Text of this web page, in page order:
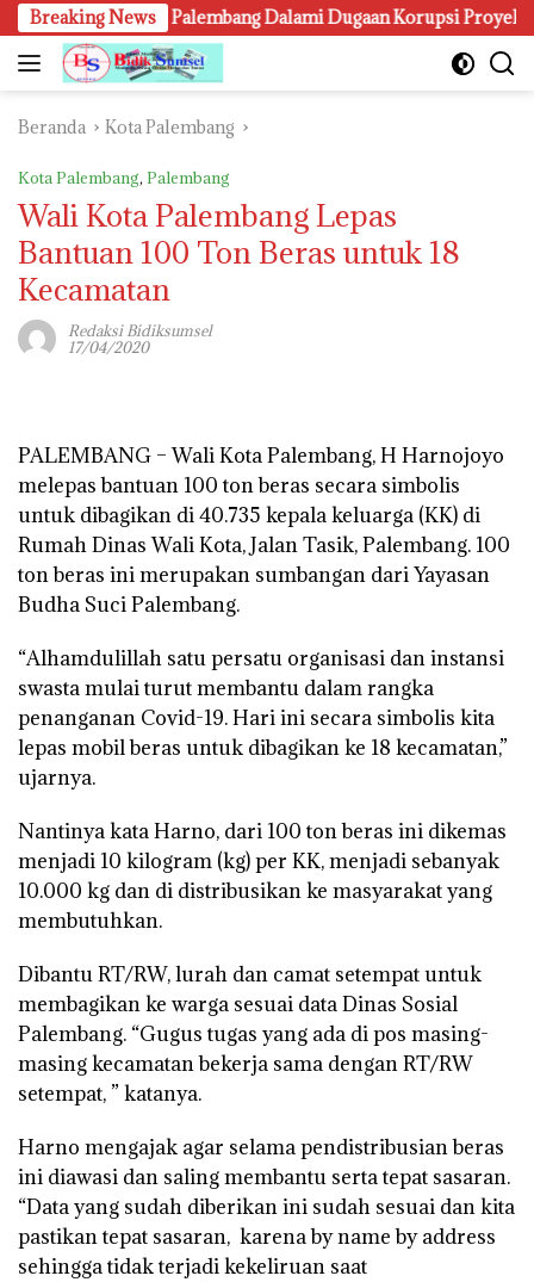
Langsung
ke
konten
Breaking News
Kejari Palembang Dalami Dugaan Korupsi Proyek Lampu
Beranda Kota Palembang
Kota Palembang, Palembang
Wali Kota Palembang Lepas
Bantuan 100 Ton Beras untuk 18
Kecamatan
Redaksi Bidiksumsel
17/04/2020
PALEMBANG –Wali Kota Palembang, H Harnojoyo
melepas bantuan 100 ton beras secara simbolis
untuk dibagikan di 40.735 kepala keluarga (KK) di
Rumah Dinas Wali Kota, Jalan Tasik, Palembang. 100
ton beras ini merupakan sumbangan dari Yayasan
Budha Suci Palembang.
“Alhamdulillah satu persatu organisasi dan instansi
swasta mulai turut membantu dalam rangka
penanganan Covid-19. Hari ini secara simbolis kita
lepas mobil beras untuk dibagikan ke 18 kecamatan,”
ujarnya.
Nantinya kata Harno, dari 100 ton beras ini dikemas
menjadi 10 kilogram (kg) per KK, menjadi sebanyak
10.000 kg dan di distribusikan ke masyarakat yang
membutuhkan.
Dibantu RT/RW, lurah dan camat setempat untuk
membagikan ke warga sesuai data Dinas Sosial
Palembang. “Gugus tugas yang ada di pos masing-
masing kecamatan bekerja sama dengan RT/RW
setempat, ” katanya.
Harno mengajak agar selama pendistribusian beras
ini diawasi dan saling membantu serta tepat sasaran.
“Data yang sudah diberikan ini sudah sesuai dan kita
pastikan tepat sasaran, karena by name by address
sehingga tidak terjadi kekeliruan saat